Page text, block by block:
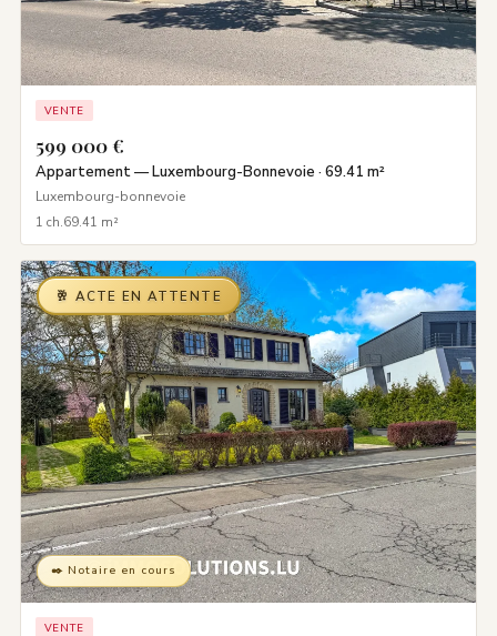
VENTE
599 000 €
Appartement — Luxembourg-Bonnevoie · 69.41 m²
Luxembourg-bonnevoie
1 ch.69.41 m²
🥂 ACTE EN ATTENTE
✒️ Notaire en cours
VENTE